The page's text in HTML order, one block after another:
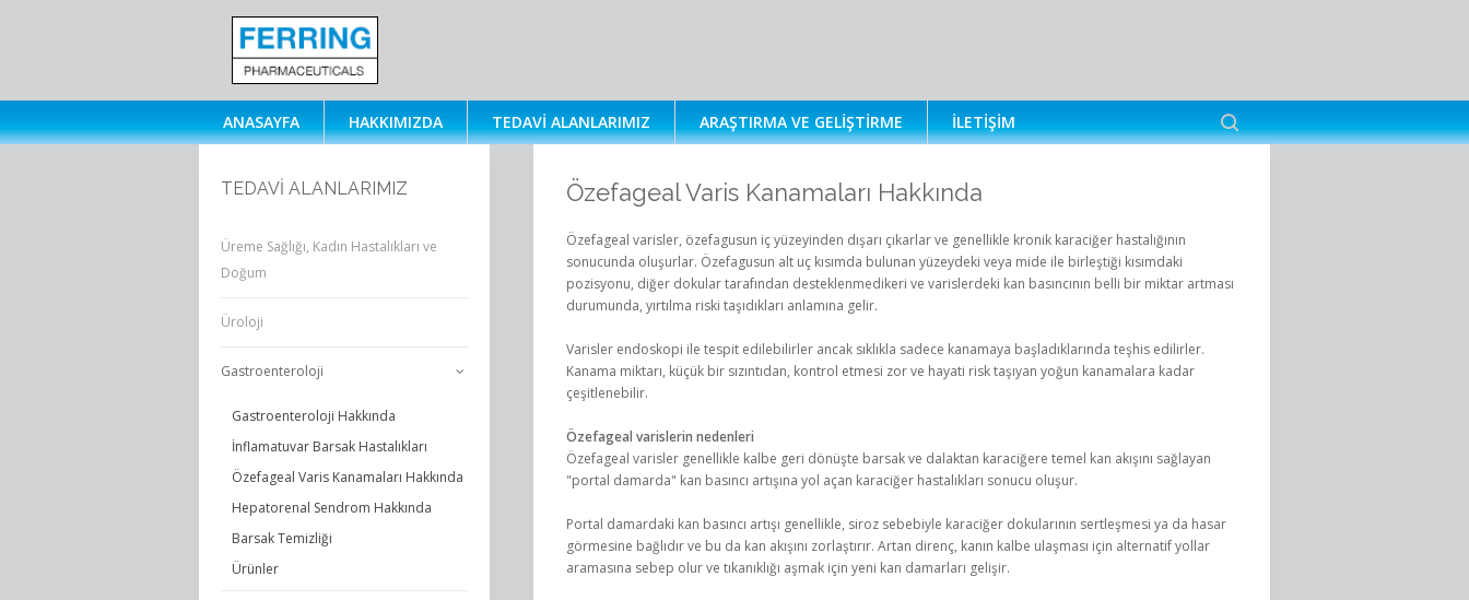
ANASAYFA HAKKIMIZDA TEDAVI ALANLARIMIZ ARAŞTIRMA VE GELIŞTIRME İLETIŞIM
Özefageal Varis Kanamaları Hakkında
Özefageal varisler, özefagusun iç yüzeyinden dışarı çıkarlar ve genellikle kronik karaciğer hastalığının
sonucunda oluşurlar. Özefagusun alt uç kısımda bulunan yüzeydeki veya mide ile birleştiği kısımdaki
pozisyonu, diğer dokular tarafından desteklenmedikeri ve varislerdeki kan basıncının belli bir miktar artması
durumunda, yırtılma riski taşıdıkları anlamına gelir.
Varisler endoskopi ile tespit edilebilirler ancak sıklıkla sadece kanamaya başladıklarında teşhis edilirler.
Kanama miktarı, küçük bir sızıntıdan, kontrol etmesi zor ve hayati risk taşıyan yoğun kanamalara kadar
çeşitlenebilir.
Özefageal varislerin nedenleri
Özefageal varisler genellikle kalbe geri dönüşte barsak ve dalaktan karaciğere temel kan akışını sağlayan
"portal damarda" kan basıncı artışına yol açan karaciğer hastalıkları sonucu oluşur.
Portal damardaki kan basıncı artışı genellikle, siroz sebebiyle karaciğer dokularının sertleşmesi ya da hasar
görmesine bağlıdır ve bu da kan akışını zorlaştırır. Artan direnç, kanın kalbe ulaşması için alternatif yollar
aramasına sebep olur ve tıkanıklığı aşmak için yeni kan damarları gelişir.
TEDAVİ ALANLARIMIZ
Üreme Sağlığı, Kadın Hastalıkları ve
Doğum
Üroloji
Gastroenteroloji
Gastroenteroloji Hakkında
İnflamatuvar Barsak Hastalıkları
Özefageal Varis Kanamaları Hakkında
Hepatorenal Sendrom Hakkında
Barsak Temizliği
Ürünler